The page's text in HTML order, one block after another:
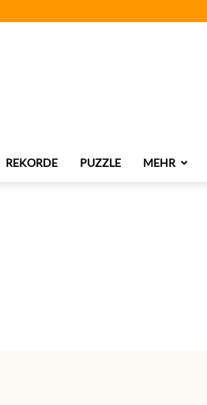
REKORDE PUZZLE MEHR